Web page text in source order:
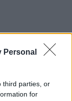
Personal
third parties, or
for